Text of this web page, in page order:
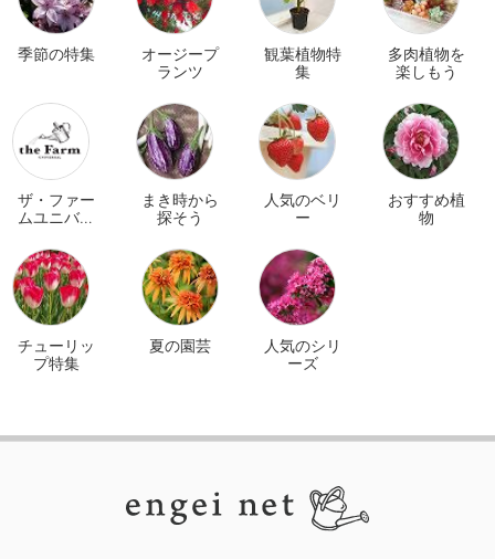
季節の特集
オージープ
ランツ
観葉植物特
集
多肉植物を
楽しもう
ザ・ファー
ムユニバー
イン
まき時から
探そう
人気のベリ
ー
おすすめ植
物
チューリッ
プ特集
夏の園芸
人気のシリ
ーズ